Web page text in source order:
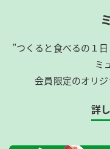
”つくると食べるの１
ミ
会員限定のオリ
詳